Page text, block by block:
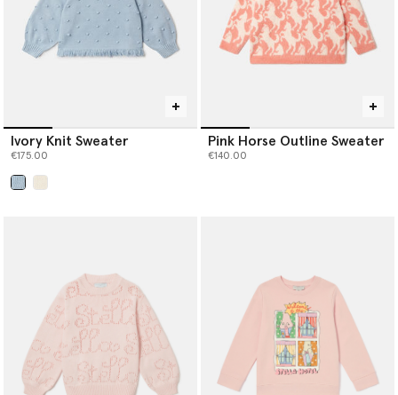
Ivory Knit Sweater
€175.00
Pink Horse Outline Sweater
€140.00